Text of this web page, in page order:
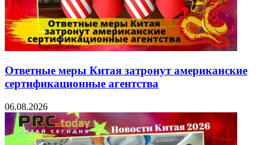
Ответные меры Китая затронут американские
сертификационные агентства
06.08.2026